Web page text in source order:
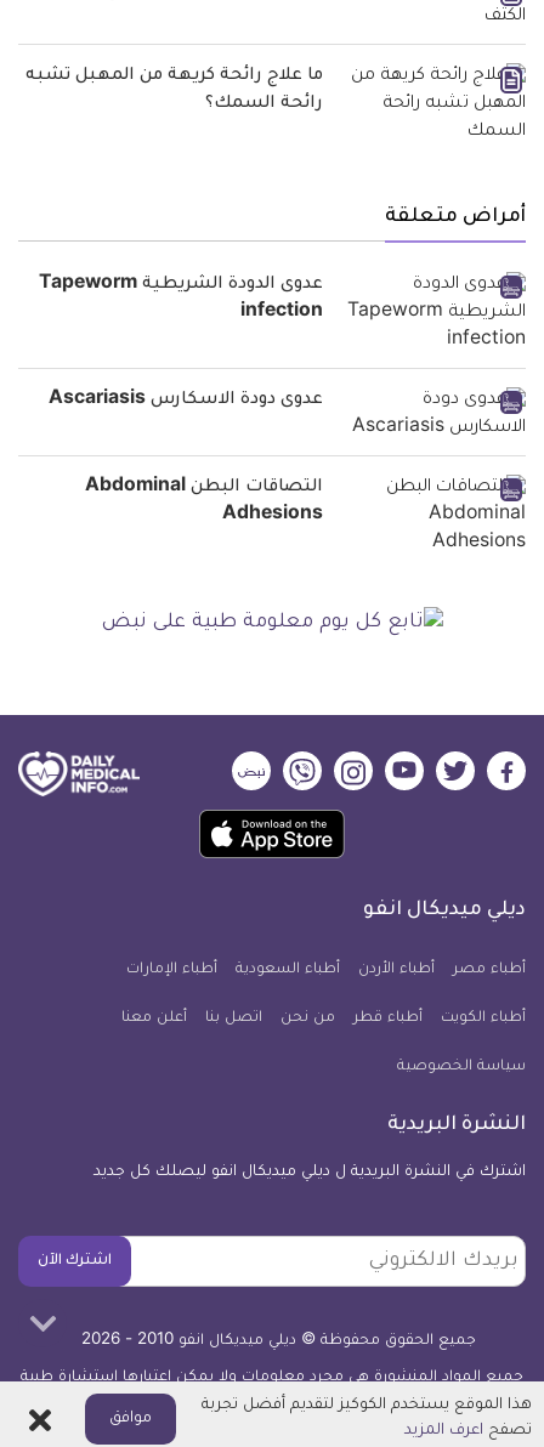
ما علاج رائحة كريهة من المهبل تشبه
رائحة السمك؟
أمراض متعلقة
عدوى الدودة الشريطية Tapeworm
infection
عدوى دودة الاسكارس Ascariasis
التصاقات البطن Abdominal
Adhesions
ديلي
فيسبوك
ديلي
تويتر
ديلي
ميديكال
يوتيوب
ديلي
ميديكال
انفو
ديلي
ميديكال
انفو
ديلي
ميديكال
انفو
حمل
تطبيق
معلومة
للآيفون
ديلي ميديكال انفو
أطباء مصر أطباء الأردن أطباء السعودية أطباء الإمارات
أطباء الكويت أطباء قطر من نحن اتصل بنا أعلن معنا
سياسة الخصوصية
النشرة البريدية
اشترك في النشرة البريدية ل ديلي ميديكال انفو ليصلك كل جديد
بريدك
الالكتروني
اشترك الآن
جميع الحقوق محفوظة © ديلي ميديكال انفو 2010 - 2026
جميع المواد المنشورة هي مجرد معلومات ولا يمكن اعتبارها استشارة طبية
أو توصية علاجية - اعرف المزيد
هذا الموقع يستخدم الكوكيز لتقديم أفضل تجربة
تصفح اعرف المزيد
موافق اغلاق